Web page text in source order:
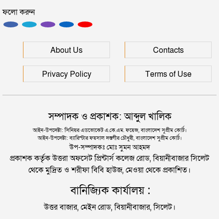
সিলেটের মাস্টারপ্ল্যান বাস্তবায়নে ঢাকায় উচ্চপর্যায়ে যা হল
দুই তরুণীকে তুলে নিয়ে ধর্ষণ, ৬ যুবককে যে শাস্তি দিলে
আদালত
যুক্তরাজ্যে বাংলাদেশিদের মধ্যে ৯৫ শতাংশই সিলেটি
সিলেটে বিচার নিয়ে হতাশ ৬ শহীদ পরিবার
রাজধানীর মাদারটেক থেকে তরুণীর খণ্ডিত মাথা ও দুই হাত
উদ্ধার
দিল্লিতে শেখ হাসিনার বক্তব্য দেওয়া নিয়ে পররাষ্ট্র
মন্ত্রণালয়ের ক্ষোভ
সিলেটের সাবেক মন্ত্রী-এমপিরা কে কোথায়?
জুলাই আন্দোলন ছাত্র-জনতার বীরত্বের স্মারকস্তম্ভ:
বিয়ানীবাজারের ইউএনও
ফলো করুন
About Us Contacts
Privacy Policy Terms of Use
সম্পাদক ও প্রকাশক: আব্দুল খালিক
আইন-উপদেষ্টা: সিনিয়র এডভোকেট এ.কে.এম. ফয়েজ, বাংলাদেশ সুপ্রীম কোর্ট।
আইন-উপদেষ্টা: ব্যারিস্টার ফয়সাল দস্তগীর চৌধুরী, বাংলাদেশ সুপ্রীম কোর্ট।
উপ-সম্পাদকঃ মোঃ সুমন আহমদ
প্রকাশক কর্তৃক উত্তরা অফসেট প্রিন্টার্স কলেজ রোড, বিয়ানীবাজার সিলেট
থেকে মুদ্রিত ও শরীফা বিবি হাউজ, মেওয়া থেকে প্রকাশিত।
বানিজ্যিক কার্যালয় :
উত্তর বাজার, মেইন রোড, বিয়ানীবাজার, সিলেট।